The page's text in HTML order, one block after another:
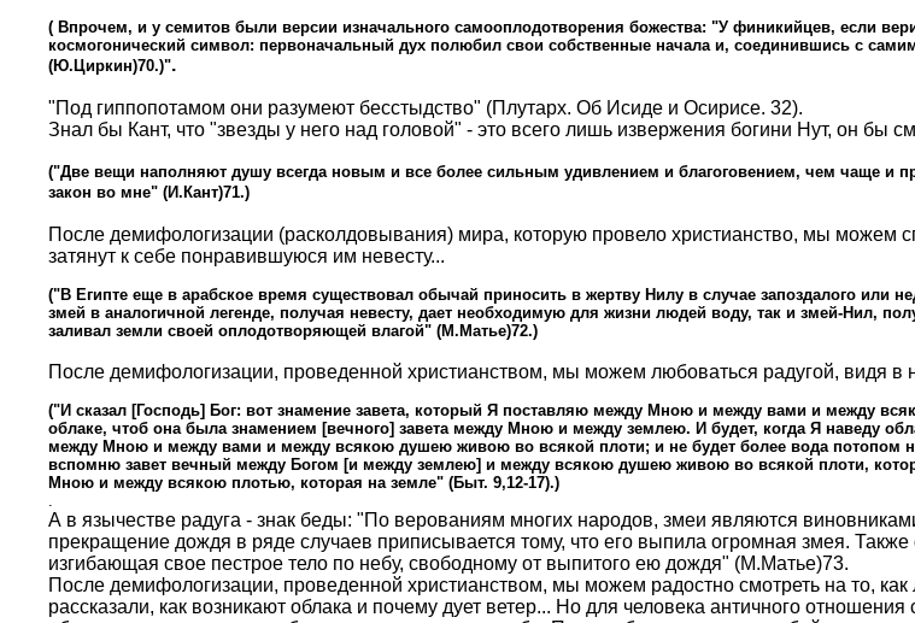
( Впрочем, и у семитов были версии изначального самооплодотворения божества: "У финикийцев, если
космогонический символ: первоначальный дух полюбил свои собственные начала и, соединившись с
(Ю.Циркин)70.)".
"Под гиппопотамом они разумеют бесстыдство" (Плутарх. Об Исиде и Осирисе. 32).
Знал бы Кант, что "звезды у него над головой" - это всего лишь извержения богини Нут, он бы
("Две вещи наполняют душу всегда новым и все более сильным удивлением и благоговением, чем чаще и
закон во мне" (И.Кант)71.)
После демифологизации (расколдовывания) мира, которую провело христианство, мы можем
затянут к себе понравившуюся им невесту...
("В Египте еще в арабское время существовал обычай приносить в жертву Нилу в случае запоздалого или
змей в аналогичной легенде, получая невесту, дает необходимую для жизни людей воду, так и змей-Нил,
заливал земли своей оплодотворяющей влагой" (М.Матье)72.)
После демифологизации, проведенной христианством, мы можем любоваться радугой, видя в
("И сказал [Господь] Бог: вот знамение завета, который Я поставляю между Мною и между вами и между
облаке, чтоб она была знамением [вечного] завета между Мною и между землею. И будет, когда Я наведу
между Мною и между вами и между всякою душею живою во всякой плоти; и не будет более вода потопом
вспомню завет вечный между Богом [и между землею] и между всякою душею живою во всякой плоти,
Мною и между всякою плотью, которая на земле" (Быт. 9,12-17).)
.
А в язычестве радуга - знак беды: "По верованиям многих народов, змеи являются
прекращение дождя в ряде случаев приписывается тому, что его выпила огромная змея.
изгибающая свое пестрое тело по небу, свободному от выпитого ею дождя" (М.Матье)73.
После демифологизации, проведенной христианством, мы можем радостно смотреть на то,
рассказали, как возникают облака и почему дует ветер... Но для человека античного